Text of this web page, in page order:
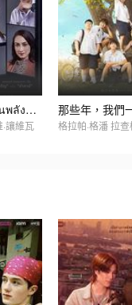
超凡少年 / นักเรียนพลังกิฟต์
讓維瓦 格拉帕·格潘 拉查